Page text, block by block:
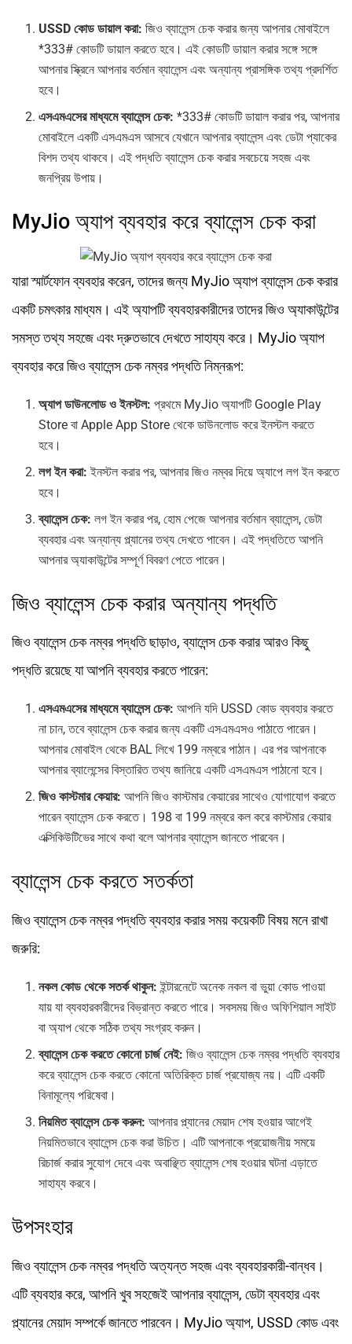
USSD কোড ডায়াল করা: জিও ব্যালেন্স চেক করার জন্য আপনার মোবাইলে
*333# কোডটি ডায়াল করতে হবে। এই কোডটি ডায়াল করার সঙ্গে সঙ্গে
আপনার স্ক্রিনে আপনার বর্তমান ব্যালেন্স এবং অন্যান্য প্রাসঙ্গিক তথ্য প্রদর্শিত
হবে।
এসএমএসের মাধ্যমে ব্যালেন্স চেক: *333# কোডটি ডায়াল করার পর, আপনার
মোবাইলে একটি এসএমএস আসবে যেখানে আপনার ব্যালেন্স এবং ডেটা প্যাকের
বিশদ তথ্য থাকবে। এই পদ্ধতি ব্যালেন্স চেক করার সবচেয়ে সহজ এবং
জনপ্রিয় উপায়।
MyJio অ্যাপ ব্যবহার করে ব্যালেন্স চেক করা
যারা স্মার্টফোন ব্যবহার করেন, তাদের জন্য MyJio অ্যাপ ব্যালেন্স চেক করার
একটি চমৎকার মাধ্যম। এই অ্যাপটি ব্যবহারকারীদের তাদের জিও অ্যাকাউন্টের
সমস্ত তথ্য সহজে এবং দ্রুতভাবে দেখতে সাহায্য করে। MyJio অ্যাপ
ব্যবহার করে জিও ব্যালেন্স চেক নম্বর পদ্ধতি নিম্নরূপ:
অ্যাপ ডাউনলোড ও ইনস্টল: প্রথমে MyJio অ্যাপটি Google Play
Store বা Apple App Store থেকে ডাউনলোড করে ইনস্টল করতে
হবে।
লগ ইন করা: ইনস্টল করার পর, আপনার জিও নম্বর দিয়ে অ্যাপে লগ ইন করতে
হবে।
ব্যালেন্স চেক: লগ ইন করার পর, হোম পেজে আপনার বর্তমান ব্যালেন্স, ডেটা
ব্যবহার এবং অন্যান্য প্ল্যানের তথ্য দেখতে পাবেন। এই পদ্ধতিতে আপনি
আপনার অ্যাকাউন্টের সম্পূর্ণ বিবরণ পেতে পারেন।
জিও ব্যালেন্স চেক করার অন্যান্য পদ্ধতি
জিও ব্যালেন্স চেক নম্বর পদ্ধতি ছাড়াও, ব্যালেন্স চেক করার আরও কিছু
পদ্ধতি রয়েছে যা আপনি ব্যবহার করতে পারেন:
এসএমএসের মাধ্যমে ব্যালেন্স চেক: আপনি যদি USSD কোড ব্যবহার করতে
না চান, তবে ব্যালেন্স চেক করার জন্য একটি এসএমএসও পাঠাতে পারেন।
আপনার মোবাইল থেকে BAL লিখে 199 নম্বরে পাঠান। এর পর আপনাকে
আপনার ব্যালেন্সের বিস্তারিত তথ্য জানিয়ে একটি এসএমএস পাঠানো হবে।
জিও কাস্টমার কেয়ার: আপনি জিও কাস্টমার কেয়ারের সাথেও যোগাযোগ করতে
পারেন ব্যালেন্স চেক করতে। 198 বা 199 নম্বরে কল করে কাস্টমার কেয়ার
এক্সিকিউটিভের সাথে কথা বলে আপনার ব্যালেন্স জানতে পারবেন।
ব্যালেন্স চেক করতে সতর্কতা
জিও ব্যালেন্স চেক নম্বর পদ্ধতি ব্যবহার করার সময় কয়েকটি বিষয় মনে রাখা
জরুরি:
নকল কোড থেকে সতর্ক থাকুন: ইন্টারনেটে অনেক নকল বা ভুয়া কোড পাওয়া
যায় যা ব্যবহারকারীদের বিভ্রান্ত করতে পারে। সবসময় জিও অফিশিয়াল সাইট
বা অ্যাপ থেকে সঠিক তথ্য সংগ্রহ করুন।
ব্যালেন্স চেক করতে কোনো চার্জ নেই: জিও ব্যালেন্স চেক নম্বর পদ্ধতি ব্যবহার
করে ব্যালেন্স চেক করতে কোনো অতিরিক্ত চার্জ প্রযোজ্য নয়। এটি একটি
বিনামূল্যে পরিষেবা।
নিয়মিত ব্যালেন্স চেক করুন: আপনার প্ল্যানের মেয়াদ শেষ হওয়ার আগেই
নিয়মিতভাবে ব্যালেন্স চেক করা উচিত। এটি আপনাকে প্রয়োজনীয় সময়ে
রিচার্জ করার সুযোগ দেবে এবং অবাঞ্ছিত ব্যালেন্স শেষ হওয়ার ঘটনা এড়াতে
সাহায্য করবে।
উপসংহার
জিও ব্যালেন্স চেক নম্বর পদ্ধতি অত্যন্ত সহজ এবং ব্যবহারকারী-বান্ধব।
এটি ব্যবহার করে, আপনি খুব সহজেই আপনার ব্যালেন্স, ডেটা ব্যবহার এবং
প্ল্যানের মেয়াদ সম্পর্কে জানতে পারবেন। MyJio অ্যাপ, USSD কোড এবং